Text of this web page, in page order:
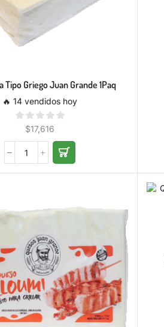
Tipo Griego Juan Grande 1Paq
🔥 14 vendidos hoy
$17,616